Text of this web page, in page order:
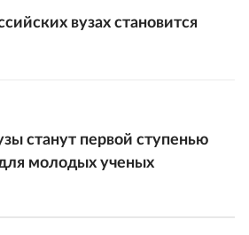
вузах становится
станут первой ступенью
молодых ученых